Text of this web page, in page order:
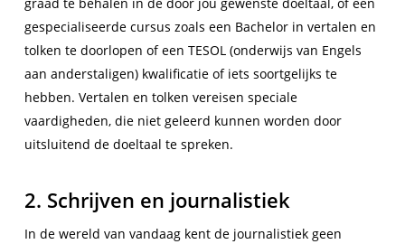
graad te behalen in de door jou gewenste doeltaal, of een
gespecialiseerde cursus zoals een Bachelor in vertalen en
tolken te doorlopen of een TESOL (onderwijs van Engels
aan anderstaligen) kwalificatie of iets soortgelijks te
hebben. Vertalen en tolken vereisen speciale
vaardigheden, die niet geleerd kunnen worden door
uitsluitend de doeltaal te spreken.
2. Schrijven en journalistiek
In de wereld van vandaag kent de journalistiek geen